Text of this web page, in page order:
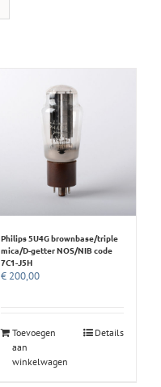
Philips 5U4G brownbase/triple
mica/D-getter NOS/NIB code
7C1-J5H
€ 200,00
Toevoegen
aan
winkelwagen
Details